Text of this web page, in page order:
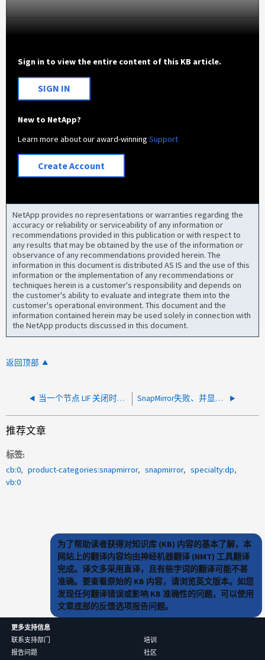
Sign in to view the entire content of this KB article.
SIGN IN
New to NetApp?
Learn more about our award-winningSupport
Create Account
NetApp provides no representations or warranties regarding the
accuracy or reliability or serviceability of any information or
recommendations provided in this publication or with respect to
any results that may be obtained by the use of the information or
observance of any recommendations provided herein. The
information in this document is distributed AS IS and the use of this
information or the implementation of any recommendations or
techniques herein is a customer's responsibility and depends on
the customer's ability to evaluate and integrate them into the
customer's operational environment. This document and the
information contained herein may be used solely in connection with
the NetApp products discussed in this document.
返回顶部
当一个节点 LIF 关闭时， SnapMirror 失败 SnapMirror失败、并显示： Failed to looking volume state for volume (DSID)(无法查找卷(DSID)的卷状态)
推荐文章
标签
cb:0
product-categories:snapmirror snapmirror
specialty:dp
vb:0
为了帮助读者获得对知识库 (KB) 内容的基本了解，本
网站上的翻译内容均由神经机器翻译 (NMT) 工具翻译
完成。译文多采用直译，且有些字词的翻译可能不甚
准确。要查看原始的 KB 内容，请浏览英文版本。如您
发现任何翻译错误或影响 KB 准确性的问题，可以使用
文章底部的反馈选项报告问题。
更多支持信息
联系支持部门
报告问题
培训
社区